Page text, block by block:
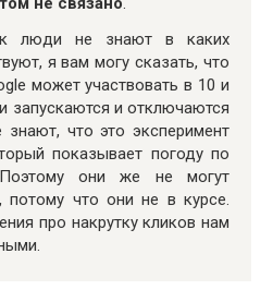
люди не знают в каких
я вам могу сказать, что
может участвовать в 10 и
запускаются и отключаются
что это эксперимент
показывает погоду по
они же не могут
потому что они не в курсе.
про накрутку кликов нам